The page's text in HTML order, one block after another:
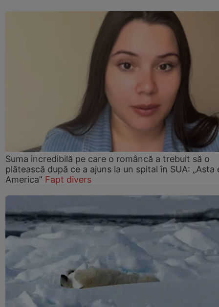
Suma incredibilă pe care o româncă a trebuit să o
plătească după ce a ajuns la un spital în SUA: „Asta
America” Fapt divers